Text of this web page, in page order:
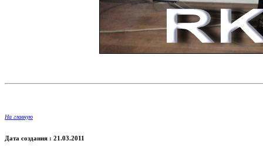
На главную
Дата создания : 21.03.2011